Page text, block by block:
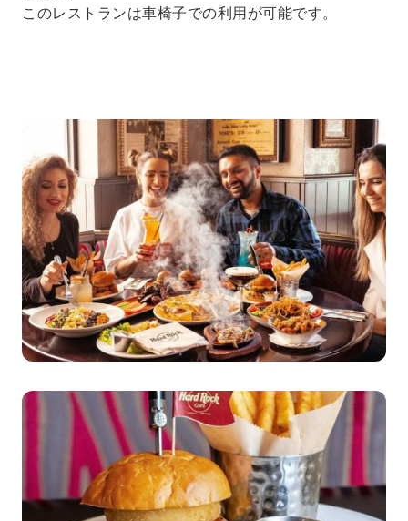
このレストランは車椅子での利用が可能です。